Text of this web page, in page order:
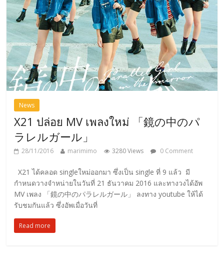
News
X21 ปล่อย MV เพลงใหม่ 「鏡の中のパ
ラレルガール」
28/11/2016 marimimo 3280 Views 0 Comment
X21 ได้คลอด singleใหม่ออกมา ซึ่งเป็น single ที่ 9 แล้ว มี
กำหนดวางจำหน่ายในวันที่ 21 ธันวาคม 2016 และทางวงได้อัพ
MV เพลง 「鏡の中のパラレルガール」 ลงทาง youtube ให้ได้
รับชมกันแล้ว ซึ่งอัพเมื่อวันที่
Read more